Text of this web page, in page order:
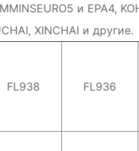
и EPA4,
XINCHAI и другие.
FL938 FL936